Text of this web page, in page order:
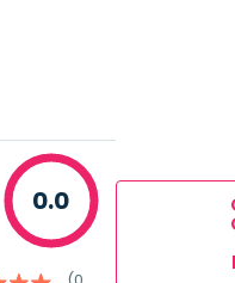
0.0